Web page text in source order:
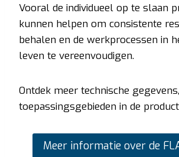
Vooral de individueel op te slaan
kunnen helpen om consistente
behalen en de werkprocessen in
leven te vereenvoudigen.
Ontdek meer technische
toepassingsgebieden in de
Meer informatie over de